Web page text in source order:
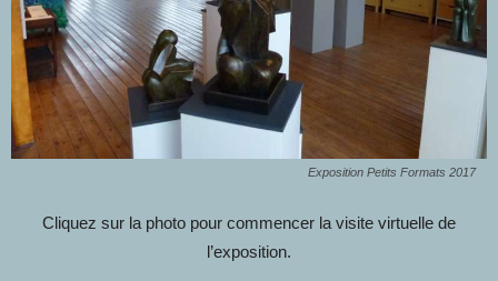
Exposition Petits Formats 2017
Cliquez sur la photo pour commencer la visite virtuelle de
l’exposition.